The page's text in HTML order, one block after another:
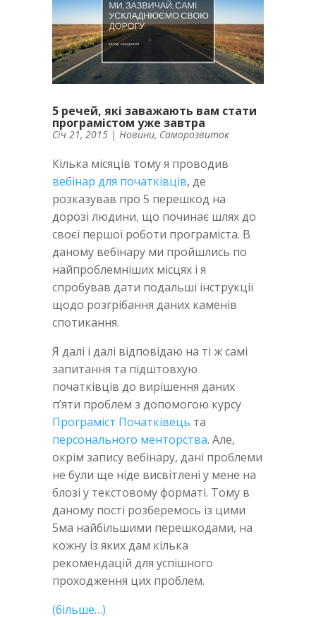
5 речей, які заважають вам стати
програмістом уже завтра
Січ 21, 2015 | Новини, Саморозвиток
Кілька місяців тому я проводив
вебінар для початківців, де
розказував про 5 перешкод на
дорозі людини, що починає шлях до
своєї першої роботи програміста. В
даному вебінару ми пройшлись по
найпроблемніших місцях і я
спробував дати подальші інструкції
щодо розгрібання даних каменів
спотикання.
Я далі і далі відповідаю на ті ж самі
запитання та підштовхую
початківців до вирішення даних
п’яти проблем з допомогою курсу
Програміст Початківець та
персонального менторства. Але,
окрім запису вебінару, дані проблеми
не були ще ніде висвітлені у мене на
блозі у текстовому форматі. Тому в
даному пості розберемось із цими
5ма найбільшими перешкодами, на
кожну із яких дам кілька
рекомендацій для успішного
проходження цих проблем.
(більше…)